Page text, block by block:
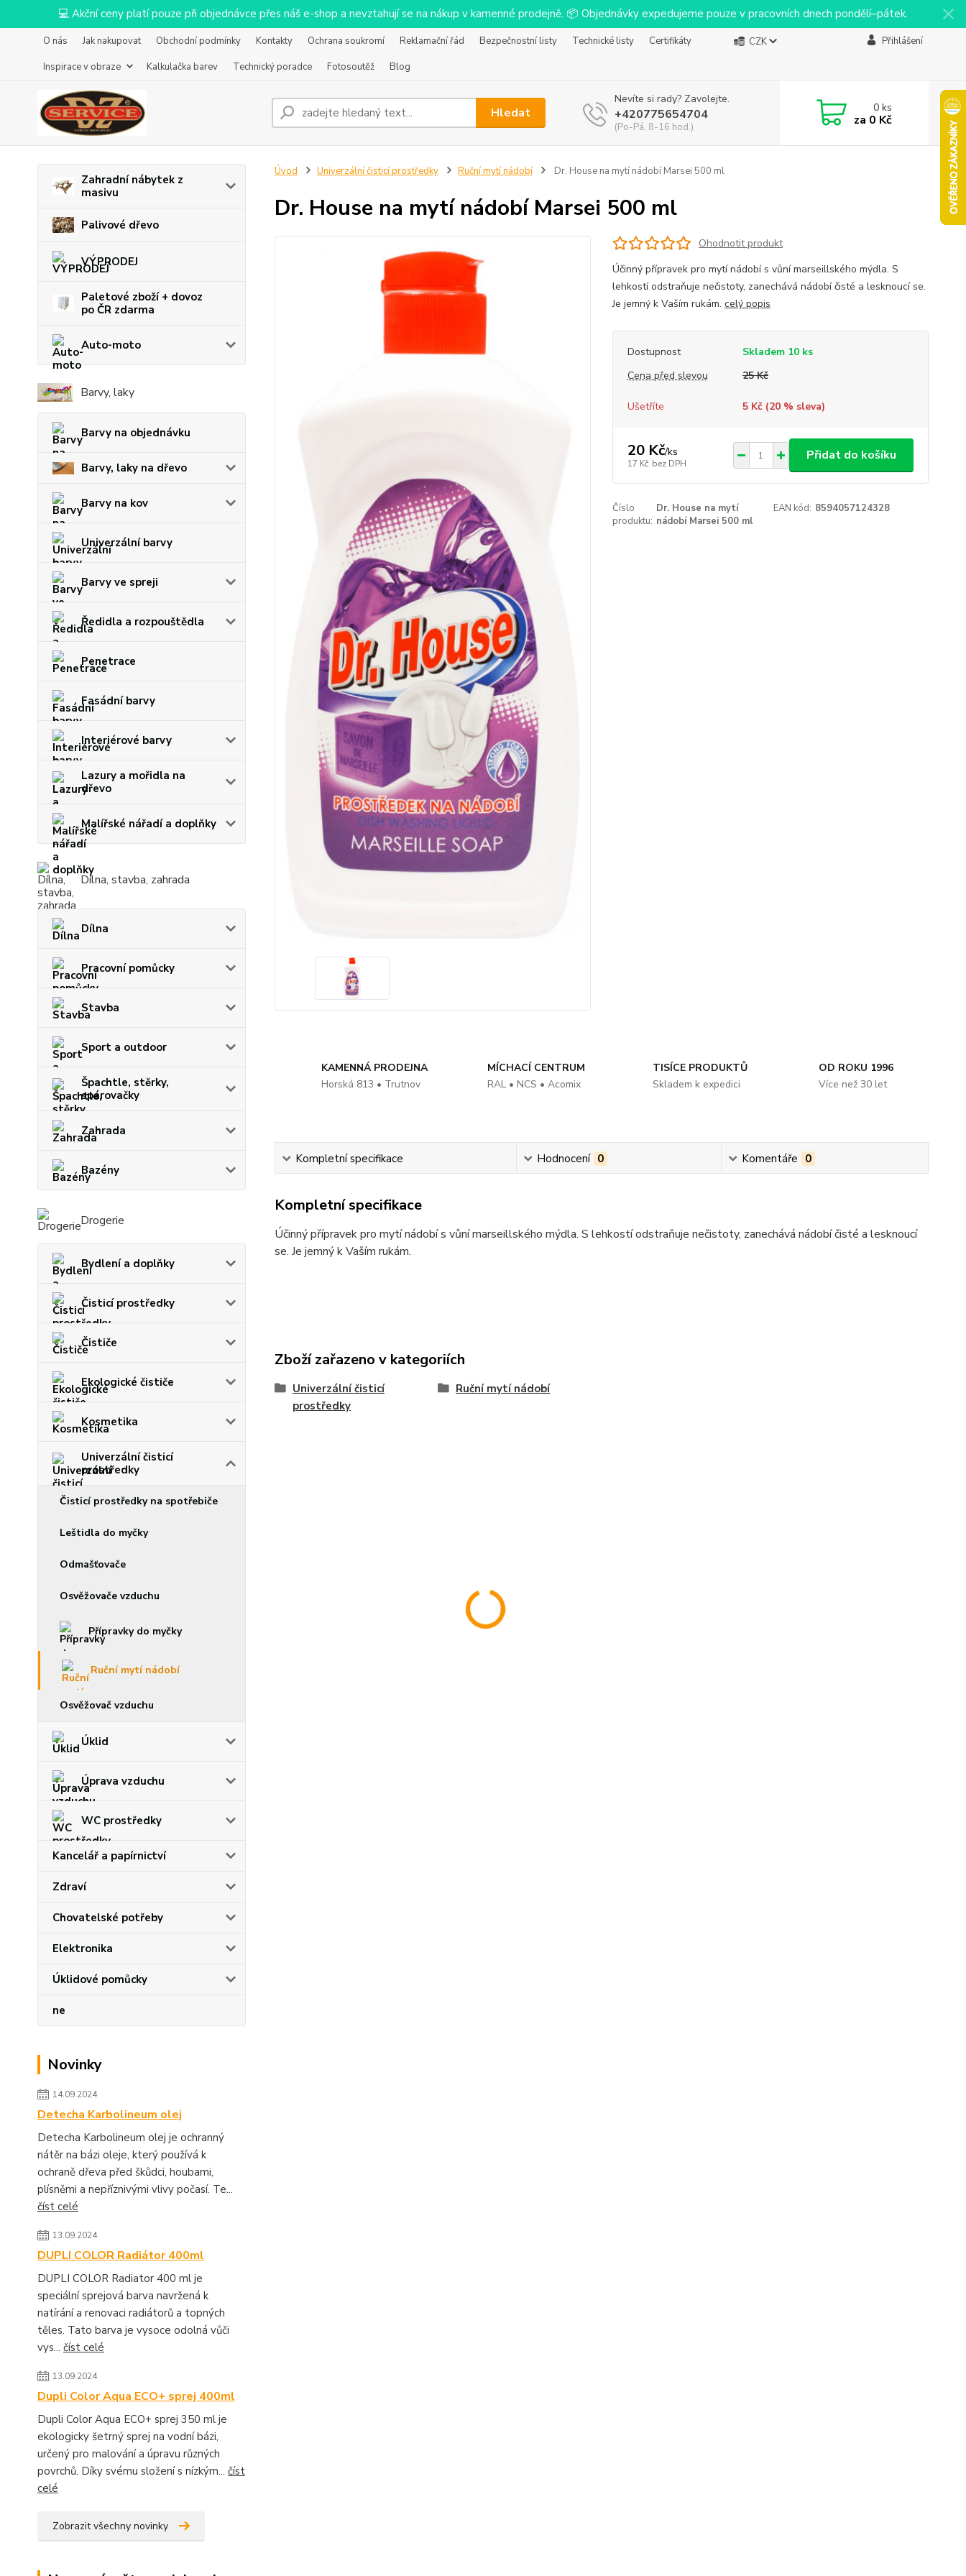
💻 Akční ceny platí pouze při objednávce přes náš e-shop a nevztahují se na nákup v kamenné prodejně. 📦 Objednávky expedujeme pouze v pracovních dnech pondělí–pátek.
O nás Jak nakupovat Obchodní podmínky Kontakty Ochrana soukromí Reklamační řád Bezpečnostní listy Technické listy
Certifikáty
Inspirace v obraze
Kalkulačka barev Technický poradce Fotosoutěž Blog
CZK Přihlášení
Hledat
Nevíte si rady? Zavolejte.
+420775654704
(Po-Pá, 8-16 hod.)
0ks
za 0 Kč
Zahradní nábytek z
masivu
Palivové dřevo
VÝPRODEJ
Paletové zboží + dovoz
po ČR zdarma
Auto-moto
Barvy, laky
Barvy na objednávku
Barvy, laky na dřevo
Barvy na kov
Univerzální barvy
Barvy ve spreji
Ředidla a rozpouštědla
Penetrace
Fasádní barvy
Interiérové barvy
Lazury a mořidla na
dřevo
Malířské nářadí a doplňky
Dílna, stavba, zahrada
Dílna
Pracovní pomůcky
Stavba
Sport a outdoor
Špachtle, stěrky,
spárovačky
Zahrada
Bazény
Drogerie
Bydlení a doplňky
Čisticí prostředky
Čističe
Ekologické čističe
Kosmetika
Univerzální čisticí
prostředky
Čisticí prostředky na spotřebiče
Leštidla do myčky
Odmašťovače
Osvěžovače vzduchu
Přípravky do myčky
Ruční mytí nádobí
Osvěžovač vzduchu
Úklid
Úprava vzduchu
WC prostředky
Kancelář a papírnictví
Zdraví
Chovatelské potřeby
Elektronika
Úklidové pomůcky
ne
Novinky
14.09.2024
Detecha Karbolineum olej
Detecha Karbolineum olej je ochranný
nátěr na bázi oleje, který používá k
ochraně dřeva před škůdci, houbami,
plísněmi a nepříznivými vlivy počasí. Te...
číst celé
13.09.2024
DUPLI COLOR Radiátor 400ml
DUPLI COLOR Radiator 400 ml je
speciální sprejová barva navržená k
natírání a renovaci radiátorů a topných
těles. Tato barva je vysoce odolná vůči
vys... číst celé
13.09.2024
Dupli Color Aqua ECO+ sprej 400ml
Dupli Color Aqua ECO+ sprej 350 ml je
ekologicky šetrný sprej na vodní bázi,
určený pro malování a úpravu různých
povrchů. Díky svému složení s nízkým... číst
celé
Zobrazit všechny novinky
Úvod Univerzální čisticí prostředky Ruční mytí nádobí Dr. House na mytí nádobí Marsei 500 ml
Dr. House na mytí nádobí Marsei 500 ml
Ohodnotit produkt
Účinný přípravek pro mytí nádobí s vůní marseillského mýdla. S
lehkostí odstraňuje nečistoty, zanechává nádobí čisté a lesknoucí se.
Je jemný k Vaším rukám. celý popis
Dostupnost
Skladem 10 ks
Cena před slevou
25 Kč
Ušetříte 5 Kč (20% sleva)
20 Kč/ks
17 Kč bez DPH
Přidat do košíku
Číslo
produktu:
Dr. House na mytí
nádobí Marsei 500 ml
EAN kód: 8594057124328
KAMENNÁ PRODEJNA
Horská 813 • Trutnov
MÍCHACÍ CENTRUM
RAL • NCS • Acomix
TISÍCE PRODUKTŮ
Skladem k expedici
OD ROKU 1996
Více než 30 let
Kompletní specifikace Hodnocení 0 Komentáře 0
Kompletní specifikace
Účinný přípravek pro mytí nádobí s vůní marseillského mýdla. S lehkostí odstraňuje nečistoty, zanechává nádobí čisté a lesknoucí
se. Je jemný k Vaším rukám.
Zboží zařazeno v kategoriích
Univerzální čisticí
prostředky
Ruční mytí nádobí